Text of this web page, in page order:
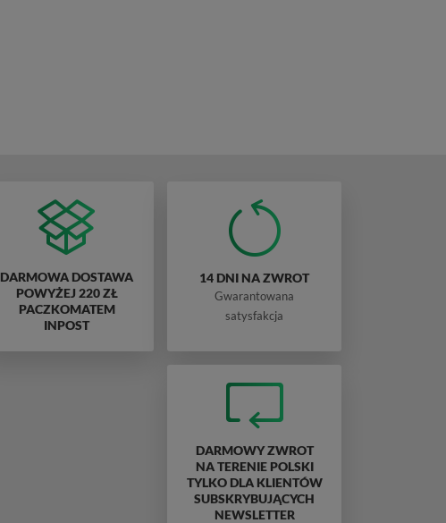
DARMOWA DOSTAWA
POWYŻEJ 220 ZŁ
PACZKOMATEM
INPOST
14 DNI NA ZWROT
Gwarantowana
satysfakcja
DARMOWY ZWROT
NA TERENIE POLSKI
TYLKO DLA KLIENTÓW
SUBSKRYBUJĄCYCH
NEWSLETTER